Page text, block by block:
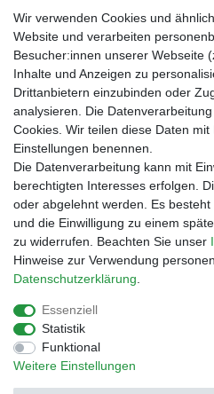
Verpackungslizenz
bei der Landbell AG
Zahlungsarten
Vorabüberweisung
Rechnungskauf
Zahlung bei Abholung
PayPal (inkl. Kreditkarten)
Impressum
Barrierefreiheitserklärung
Wir verwenden Cookies und
Website und verarbeiten
Besucher:innen unserer Webseite
Inhalte und Anzeigen zu
Drittanbietern einzubinden oder
analysieren. Die
Cookies. Wir teilen diese Daten
Einstellungen benennen.
Die Datenverarbeitung kann mit
berechtigten Interesses erfolgen.
oder abgelehnt werden. Es
und die Einwilligung zu einem
zu widerrufen. Beachten Sie unser
Hinweise zur Verwendung
Daten­schutz­erklärung
Essenziell
Statistik
Funktional
Weitere Einstellungen